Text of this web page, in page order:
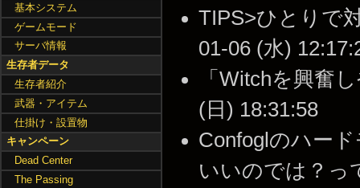
TIPS>ひとりで
01-06 (水)
「Witchを興奮
(日) 18:31:58
Confoglのハー
いいのでは？っ
基本システム
ゲームモード
サーバ情報
生存者データ
生存者紹介
武器・アイテム
仕掛け・設置物
キャンペーン
Dead Center
The Passing